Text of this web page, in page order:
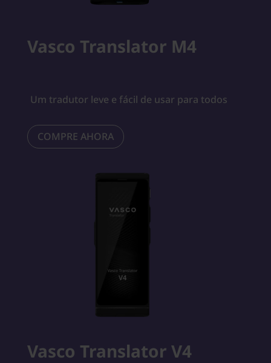
Vasco Translator M4
Um tradutor leve e fácil de usar para todos
COMPRE AHORA
Vasco Translator V4